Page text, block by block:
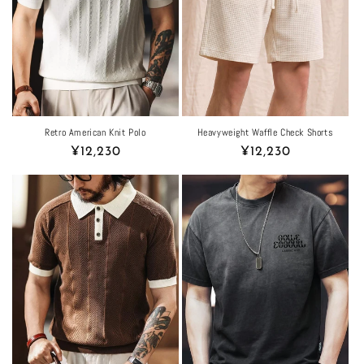
Retro American Knit Polo
Regular
¥12,230
Heavyweight Waffle Check Shorts
Regular
¥12,230